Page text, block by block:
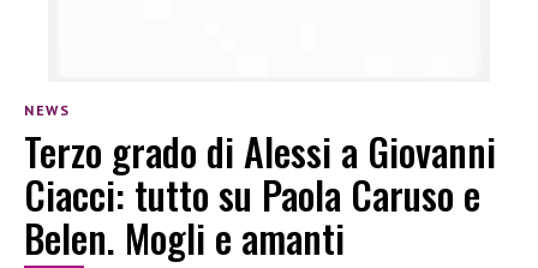
NEWS
Terzo grado di Alessi a Giovanni
Ciacci: tutto su Paola Caruso e
Belen. Mogli e amanti